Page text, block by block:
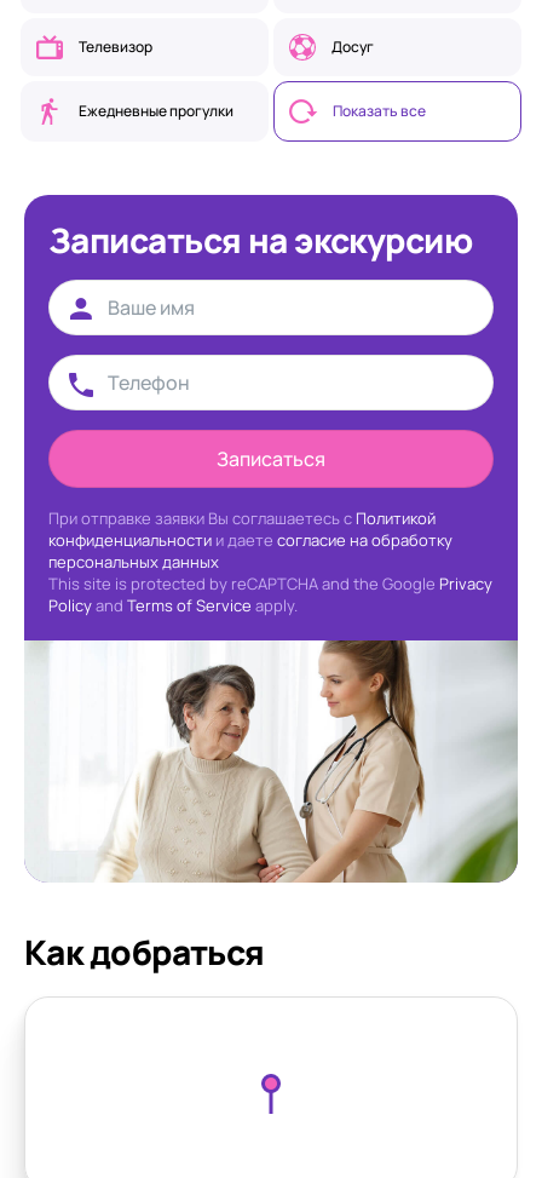
Телевизор Досуг
Ежедневные прогулки Показать все
Записаться на экскурсию
Записаться
При отправке заявки Вы соглашаетесь с Политикой
конфиденциальности и даете согласие на обработку
персональных данных
This site is protected by reCAPTCHA and the Google Privacy
Policyand Terms of Service apply.
Как добраться